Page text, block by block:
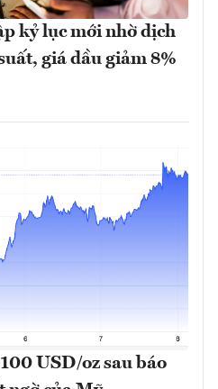
kỷ lục mới nhờ dịch
giá dầu giảm 8%
USD/oz sau báo